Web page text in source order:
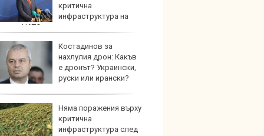
критична
инфраструктура на
от НАТО
Костадинов за
нахлулия дрон: Какъв
е дронът? Украински,
руски или ирански?
Няма поражения върху
критична
инфраструктура след